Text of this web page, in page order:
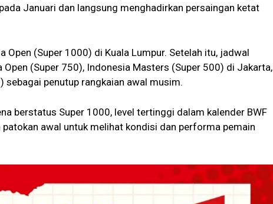
Januari dan langsung menghadirkan persaingan ketat
Open (Super 1000) di Kuala Lumpur. Setelah itu, jadwal
(Super 750), Indonesia Masters (Super 500) di Jakarta,
sebagai penutup rangkaian awal musim.
berstatus Super 1000, level tertinggi dalam kalender BWF
awal untuk melihat kondisi dan performa pemain